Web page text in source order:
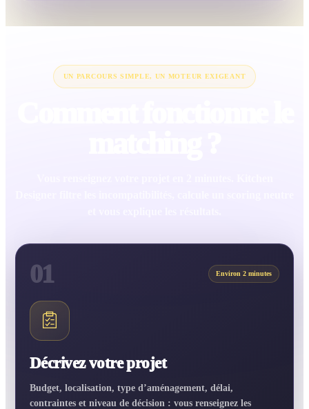
UN PARCOURS SIMPLE, UN MOTEUR EXIGEANT
01 Environ 2 minutes
Décrivez votre projet
Budget, localisation, type d’aménagement, délai,
contraintes et niveau de décision : vous renseignez les